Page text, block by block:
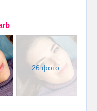
26 фото